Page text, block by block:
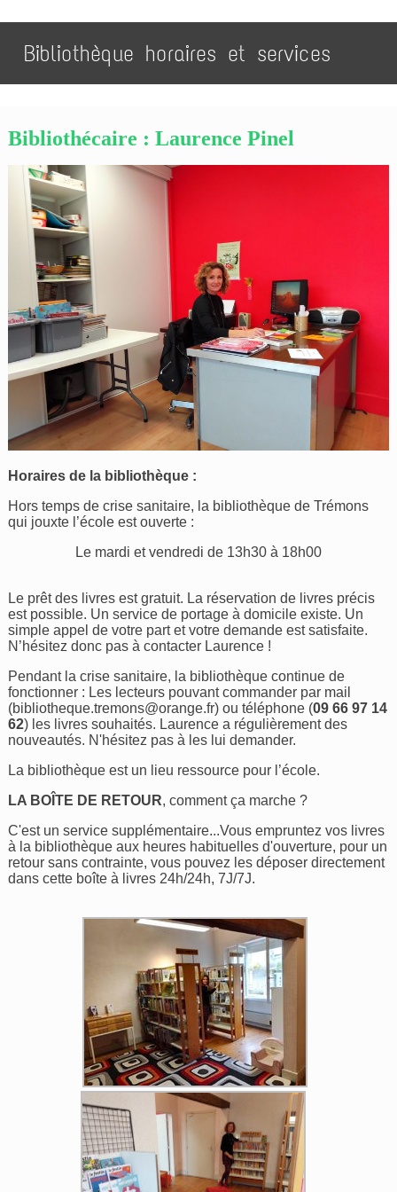
Bibliothèque horaires et services
Bibliothécaire : Laurence Pinel
Horaires de la bibliothèque :
Hors temps de crise sanitaire, la bibliothèque de Trémons
qui jouxte l’école est ouverte :
Le mardi et vendredi de 13h30 à 18h00
Le prêt des livres est gratuit. La réservation de livres précis
est possible. Un service de portage à domicile existe. Un
simple appel de votre part et votre demande est satisfaite.
N’hésitez donc pas à contacter Laurence !
Pendant la crise sanitaire, la bibliothèque continue de
fonctionner : Les lecteurs pouvant commander par mail
(bibliotheque.tremons@orange.fr) ou téléphone (09 66 97 14
62) les livres souhaités. Laurence a régulièrement des
nouveautés. N'hésitez pas à les lui demander.
La bibliothèque est un lieu ressource pour l’école.
LA BOÎTE DE RETOUR, comment ça marche ?
C'est un service supplémentaire...Vous empruntez vos livres
à la bibliothèque aux heures habituelles d'ouverture, pour un
retour sans contrainte, vous pouvez les déposer directement
dans cette boîte à livres 24h/24h, 7J/7J.